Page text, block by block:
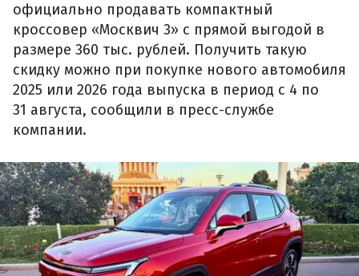
официально продавать компактный
кроссовер «Москвич 3» с прямой выгодой в
размере 360 тыс. рублей. Получить такую
скидку можно при покупке нового автомобиля
2025 или 2026 года выпуска в период с 4 по
31 августа, сообщили в пресс-службе
компании.